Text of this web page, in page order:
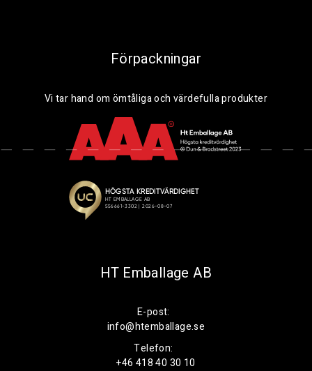
Förpackningar
Vi tar hand om ömtåliga och värdefulla produkter
HT Emballage AB
E-post:
info@htemballage.se
Telefon:
+46 418 40 30 10